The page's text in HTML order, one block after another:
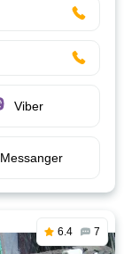
Viber
Messanger
6.4 7